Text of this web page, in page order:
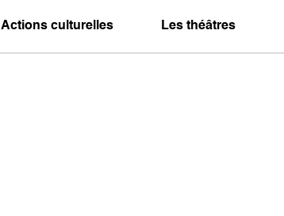
Actions culturelles Les théâtres